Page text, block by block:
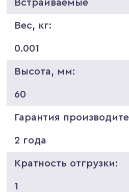
Встраиваемые
Вес, кг:
0.001
Высота, мм:
60
Гарантия
2 года
Кратность отгрузки:
1